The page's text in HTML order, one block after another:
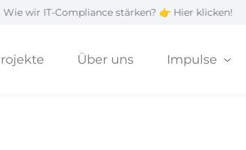
Compliance stärken? 👉 Hier klicken! |
Über uns Impulse
ich